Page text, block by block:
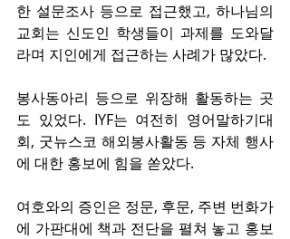
한 설문조사 등으로 접근했고, 하나님의
교회는 신도인 학생들이 과제를 도와달
라며 지인에게 접근하는 사례가 많았다.
봉사동아리 등으로 위장해 활동하는 곳
도 있었다. IYF는 여전히 영어말하기대
회, 굿뉴스코 해외봉사활동 등 자체 행사
에 대한 홍보에 힘을 쏟았다.
여호와의 증인은 정문, 후문, 주변 번화가
에 가판대에 책과 전단을 펼쳐 놓고 홍보